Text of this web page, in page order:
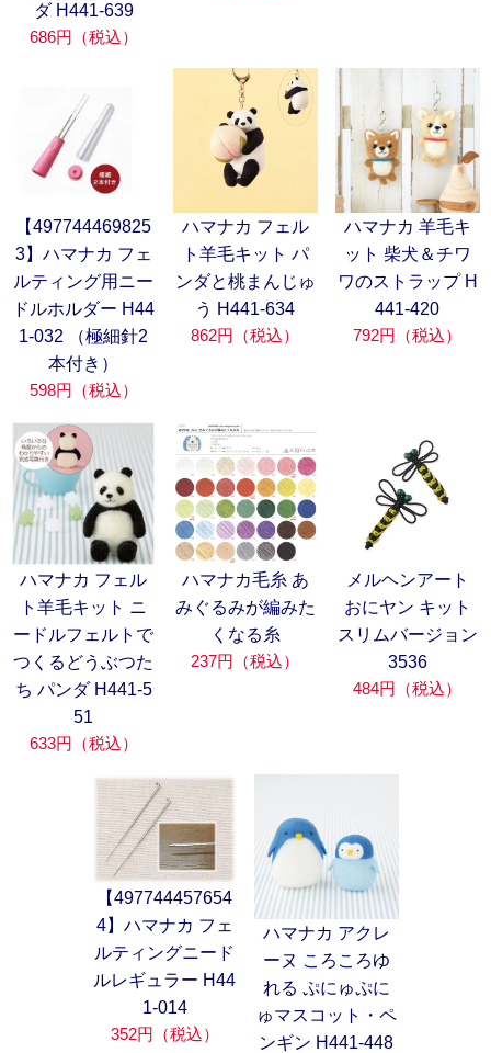
ダ H441-639
686円（税込）
【497744469825
3】ハマナカ フェ
ルティング用ニー
ドルホルダー H44
1-032 （極細針2
本付き）
598円（税込）
ハマナカ フェル
ト羊毛キット パ
ンダと桃まんじゅ
う H441-634
862円（税込）
ハマナカ 羊毛キ
ット 柴犬＆チワ
ワのストラップ H
441-420
792円（税込）
ハマナカ フェル
ト羊毛キット ニ
ードルフェルトで
つくるどうぶつた
ち パンダ H441-5
51
633円（税込）
ハマナカ毛糸 あ
みぐるみが編みた
くなる糸
237円（税込）
メルヘンアート
おにヤン キット
スリムバージョン
3536
484円（税込）
【497744457654
4】ハマナカ フェ
ルティングニード
ルレギュラー H44
1-014
352円（税込）
ハマナカ アクレ
ーヌ ころころゆ
れる ぷにゅぷに
ゅマスコット・ペ
ンギン H441-448